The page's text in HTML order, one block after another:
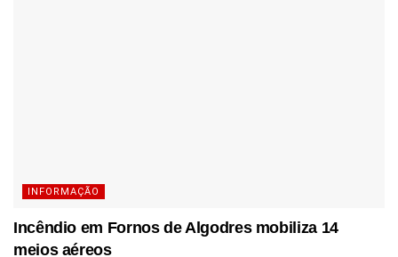
INFORMAÇÃO
Incêndio em Fornos de Algodres mobiliza 14
meios aéreos